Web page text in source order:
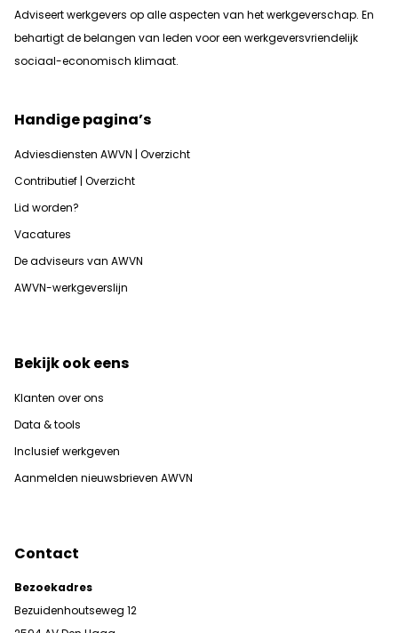
Adviseert werkgevers op alle aspecten van het werkgeverschap. En
behartigt de belangen van leden voor een werkgeversvriendelijk
sociaal-economisch klimaat.
Handige pagina’s
Adviesdiensten AWVN | Overzicht
Contributief | Overzicht
Lid worden?
Vacatures
De adviseurs van AWVN
AWVN-werkgeverslijn
Bekijk ook eens
Klanten over ons
Data & tools
Inclusief werkgeven
Aanmelden nieuwsbrieven AWVN
Contact
Bezoekadres
Bezuidenhoutseweg 12